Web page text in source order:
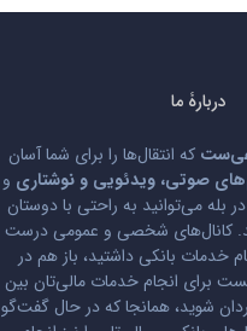
دربارۀ ما
که انتقال‌ها را برای شما آسان
صوتی، ویدئویی و نوشتاری و
بله می‌توانید به راحتی با دوستان
کانال‌های شخصی و عمومی درست
خدمات بانکی داشتید، باز هم در
برای انجام خدمات مالی‌تان بین
شوید، همانجا که در حال گفت‌گو